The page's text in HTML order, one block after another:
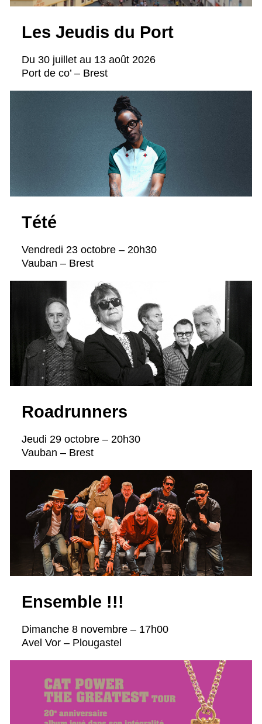
Les Jeudis du Port
Du 30 juillet au 13 août 2026
Port de co’ – Brest
Tété
Vendredi 23 octobre – 20h30
Vauban – Brest
Roadrunners
Jeudi 29 octobre – 20h30
Vauban – Brest
Ensemble !!!
Dimanche 8 novembre – 17h00
Avel Vor – Plougastel